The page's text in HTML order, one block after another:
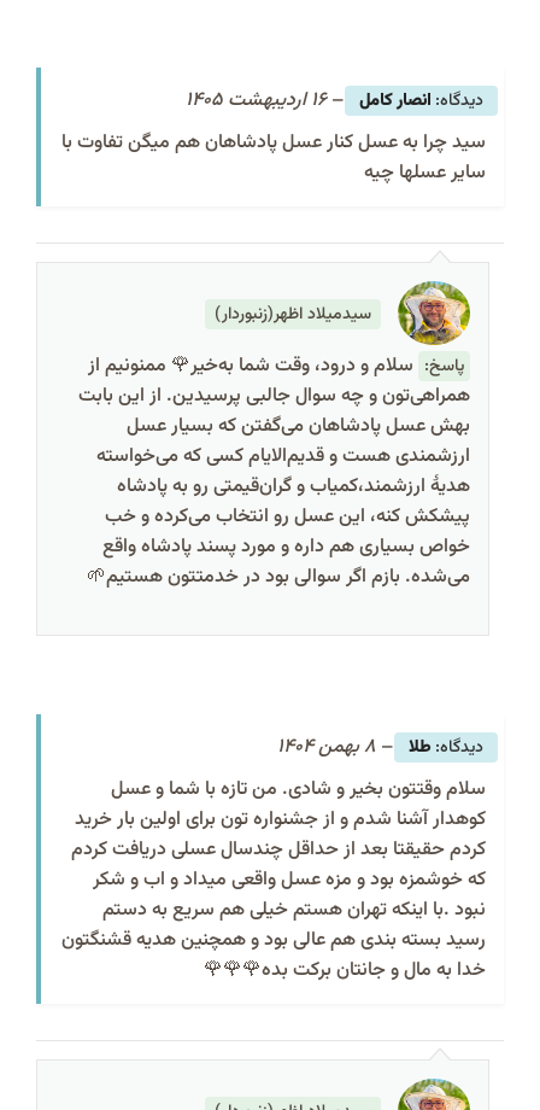
انصار کامل – 16 اردیبهشت 1405
سید چرا به عسل کنار عسل پادشاهان هم میگن تفاوت با
سایر عسلها چیه
سیدمیلاد اظهر(زنبوردار)
پاسخ: سلام و درود، وقت شما به‌خیر🌹 ممنونیم از
همراهی‌تون و چه سوال جالبی پرسیدین. از این بابت
بهش عسل پادشاهان می‌گفتن که بسیار عسل
ارزشمندی هست و قدیم‌الایام کسی که می‌خواسته
هدیۀ ارزشمند،کمیاب و گران‌قیمتی رو به پادشاه
پیشکش کنه، این عسل رو انتخاب می‌کرده و خب
خواص بسیاری هم داره و مورد پسند پادشاه واقع
می‌شده. بازم اگر سوالی بود در خدمتتون هستیم🌱
طلا – 8 بهمن 1404
سلام وقتتون بخیر و شادی. من تازه با شما و عسل
کوهدار آشنا شدم و از جشنواره تون برای اولین بار خرید
کردم حقیقتا بعد از حداقل چندسال عسلی دریافت کردم
که خوشمزه بود و مزه عسل واقعی میداد و اب و شکر
نبود .با اینکه تهران هستم خیلی هم سریع به دستم
رسید بسته بندی هم عالی بود و همچنین هدیه قشنگتون
خدا به مال و جانتان برکت بده🌹🌹🌹